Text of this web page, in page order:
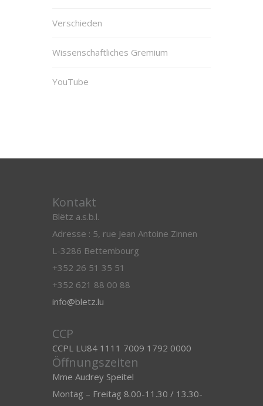
Verschieden
Wissenschaftliches Gremium
YouTube
Kontakt
Blëtz a.s.b.l.
Adresse : 5, rue Jean Antoine Zinnen
L-3286 Bettembourg
+352 26 51 35 51
+352 621 88 00 88
info@bletz.lu
CCP
CCPL LU84 1111 7009 1792 0000
Öffnungszeiten
Mme Audrey Speitel
Montag – Freitag 8.00-11.30 / 13.30-